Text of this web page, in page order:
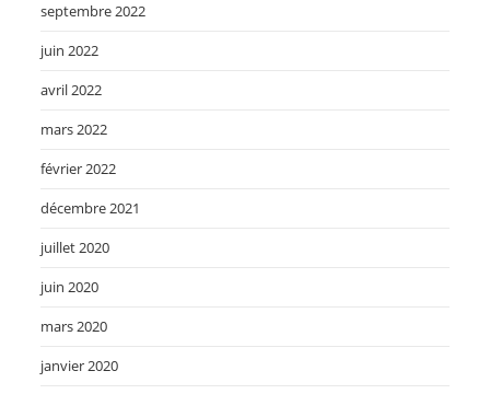
septembre 2022
juin 2022
avril 2022
mars 2022
février 2022
décembre 2021
juillet 2020
juin 2020
mars 2020
janvier 2020